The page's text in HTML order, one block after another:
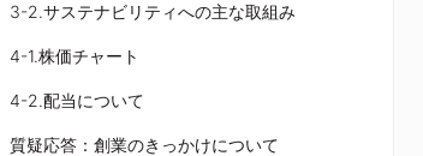
3-2.サステナビリティへの主な取組み
4-1.株価チャート
4-2.配当について
質疑応答：創業のきっかけについて